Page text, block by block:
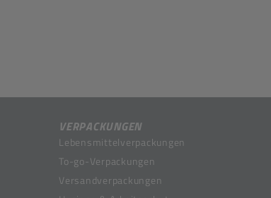
VERPACKUNGEN
Lebensmittelverpackungen
To-go-Verpackungen
Versandverpackungen